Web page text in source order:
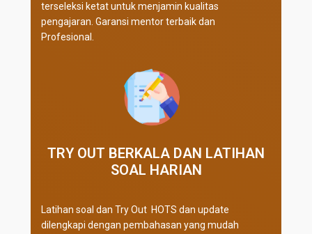
terseleksi ketat untuk menjamin kualitas
pengajaran. Garansi mentor terbaik dan
Profesional.
TRY OUT BERKALA DAN LATIHAN
SOAL HARIAN
Latihan soal dan Try Out HOTS dan update
dilengkapi dengan pembahasan yang mudah